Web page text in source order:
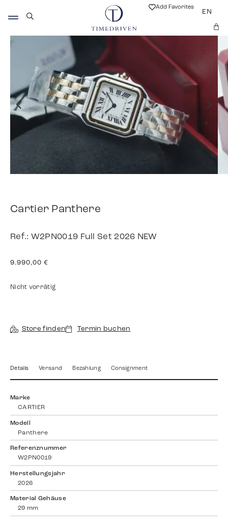
Add Favorites
EN
Cartier Panthere
Ref.: W2PN0019 Full Set 2026 NEW
9.990,00 €
Nicht vorrätig
Store finden Termin buchen
Details Versand Bezahlung Consignment
Marke
CARTIER
Modell
Panthere
Referenznummer
W2PN0019
Herstellungsjahr
2026
Material Gehäuse
29 mm